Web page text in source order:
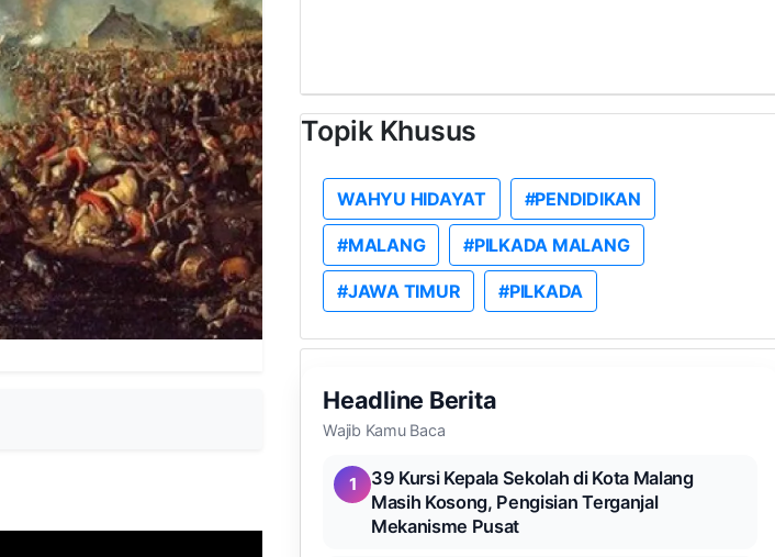
Topik Khusus
WAHYU HIDAYAT #PENDIDIKAN
#MALANG #PILKADA MALANG
#JAWA TIMUR #PILKADA
Headline Berita
Wajib Kamu Baca
1
39 Kursi Kepala Sekolah di Kota Malang
Masih Kosong, Pengisian Terganjal
Mekanisme Pusat